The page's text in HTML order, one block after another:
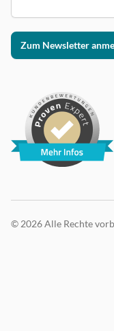
Zum Newsletter
© 2026 Alle Rechte